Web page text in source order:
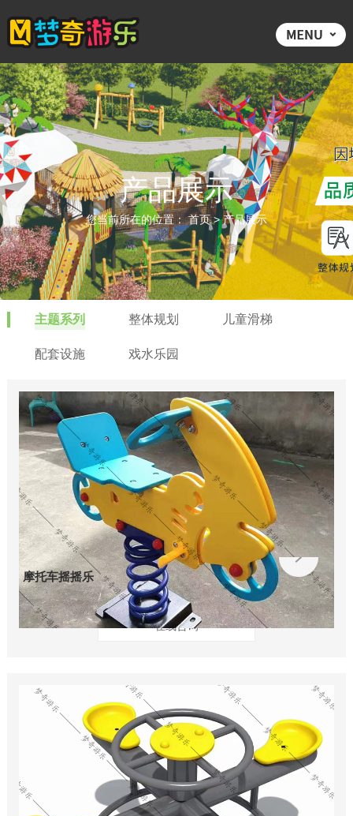
产品展示
您当前所在的位置：首页>产品展示
主题系列 整体规划 儿童滑梯
配套设施 戏水乐园
摩托车摇摇乐
在线咨询